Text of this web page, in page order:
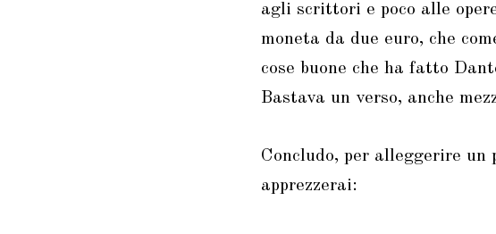
agli scrittori e poco alle
moneta da due euro, che
cose buone che ha fatto
Bastava un verso, anche
Concludo, per alleggerire un
apprezzerai: